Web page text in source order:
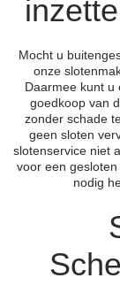
Mocht u
onze
Daarmee kunt u
goedkoop van
zonder schade
geen sloten
slotenservice niet
voor een
nodig